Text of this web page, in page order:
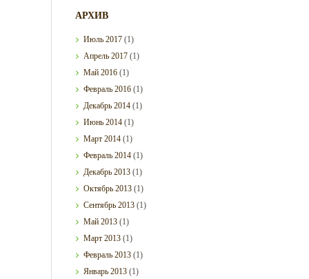
АРХИВ
Июль2017 (1)
Апрель2017 (1)
Май2016 (1)
Февраль2016 (1)
Декабрь2014 (1)
Июнь2014 (1)
Март2014 (1)
Февраль2014 (1)
Декабрь2013 (1)
Октябрь2013 (1)
Сентябрь2013 (1)
Май2013 (1)
Март2013 (1)
Февраль2013 (1)
Январь2013 (1)